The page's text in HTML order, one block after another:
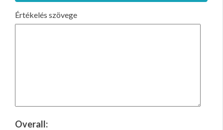
Értékelés szövege
Overall: